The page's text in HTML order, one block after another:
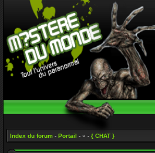
Index du forum - Portail - » - { CHAT }